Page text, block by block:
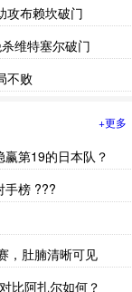
攻布赖坎破门
维特塞尔破门
不败
+更多
第19的日本队？
手榜 ???
，肚腩清晰可见
比阿扎尔如何？